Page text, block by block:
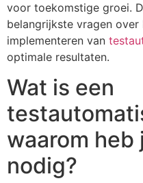
voor toekomstige groei.
belangrijkste vragen
implementeren van
optimale resultaten.
Wat is een
waarom heb
nodig?